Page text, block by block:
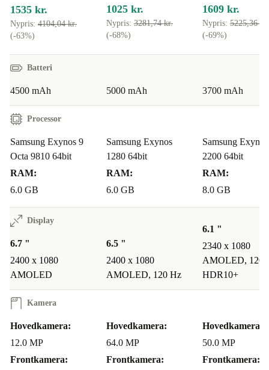
1535 kr.
Nypris: 4104,04 kr.
(-63%)
1025 kr.
Nypris: 3281,74 kr.
(-68%)
1609 kr.
Nypris: 5225,36 kr.
(-69%)
Batteri
4500 mAh 5000 mAh 3700 mAh
Processor
Samsung Exynos 9
Octa 9810 64bit
RAM:
6.0 GB
Samsung Exynos
1280 64bit
RAM:
6.0 GB
Samsung Exynos
2200 64bit
RAM:
8.0 GB
Display
6.7 "
2400 x 1080
AMOLED
6.5 "
2400 x 1080
AMOLED, 120 Hz
6.1 "
2340 x 1080
AMOLED, 120
HDR10+
Kamera
Hovedkamera:
12.0 MP
Frontkamera:
Hovedkamera:
64.0 MP
Frontkamera:
Hovedkamera:
50.0 MP
Frontkamera: